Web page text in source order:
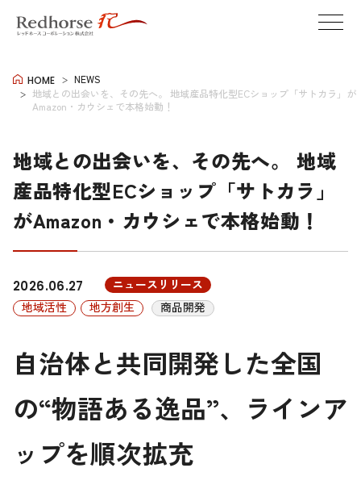
HOME
NEWS
地域との出会いを、その先へ。 地域産品特化型ECショップ「サトカラ」が
Amazon・カウシェで本格始動！
地域との出会いを、その先へ。 地域
産品特化型ECショップ「サトカラ」
がAmazon・カウシェで本格始動！
2026.06.27
ニュースリリース
地域活性
地方創生 商品開発
自治体と共同開発した全国
の“物語ある逸品”、ラインア
ップを順次拡充